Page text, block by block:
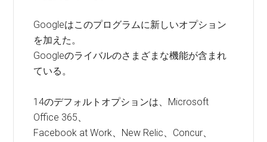
Googleはこのプログラムに新しいオプション
を加えた。
Googleのライバルのさまざまな機能が含まれ
ている。
14のデフォルトオプションは、Microsoft
Office 365、
Facebook at Work、New Relic、Concur、